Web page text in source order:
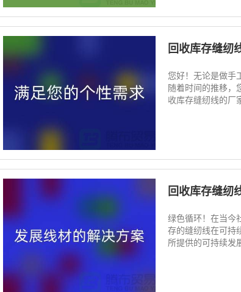
回收库存缝纫
您好！无论是做手
随着时间的推移，
收库存缝纫线的厂
回收库存缝纫
绿色循环！在当今
存的缝纫线在可持
所提供的可持续发